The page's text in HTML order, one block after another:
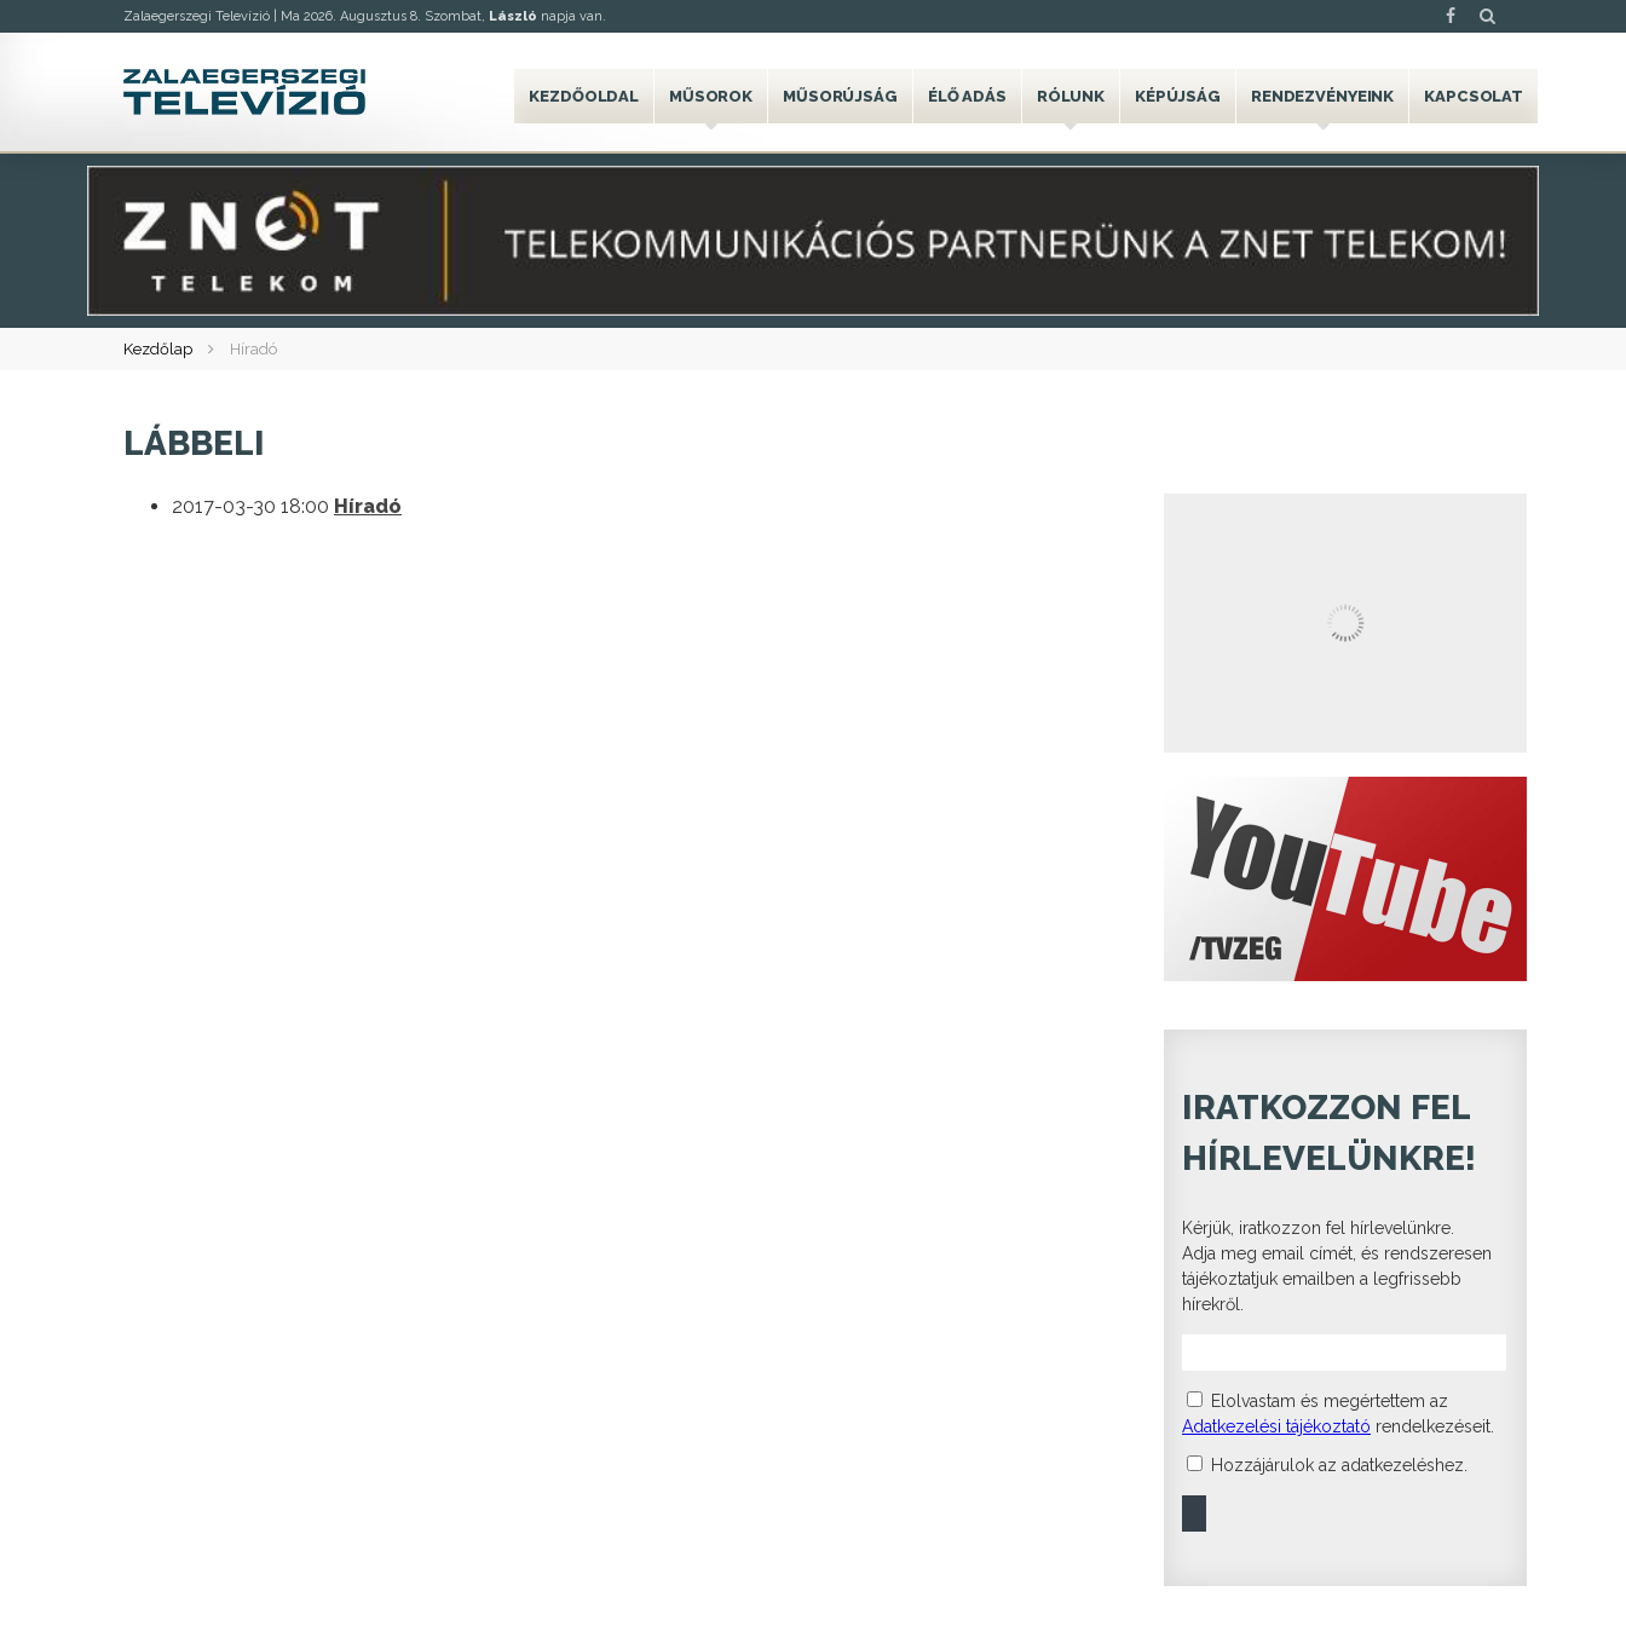
Zalaegerszegi Televízió | Ma 2026. Augusztus 8. Szombat, László napja van.
KEZDŐOLDAL MŰSOROK MŰSORÚJSÁG ÉLŐ ADÁS RÓLUNK KÉPÚJSÁG RENDEZVÉNYEINK KAPCSOLAT
Kezdőlap Híradó
LÁBBELI
2017-03-30 18:00 Híradó
IRATKOZZON FEL
HÍRLEVELÜNKRE!
Kérjük, iratkozzon fel hírlevelünkre.
Adja meg email címét, és rendszeresen
tájékoztatjuk emailben a legfrissebb
hírekről.
Elolvastam és megértettem az
Adatkezelési tájékoztató rendelkezéseit.
Hozzájárulok az adatkezeléshez.